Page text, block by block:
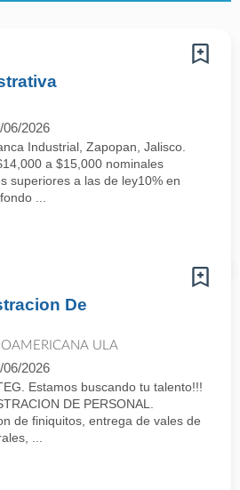
06/2026
Industrial, Zapopan, Jalisco.
a $15,000 nominales
superiores a las de ley10% en
...
De
ULA
06/2026
Estamos buscando tu talento!!!
DE PERSONAL.
de finiquitos, entrega de vales de
...